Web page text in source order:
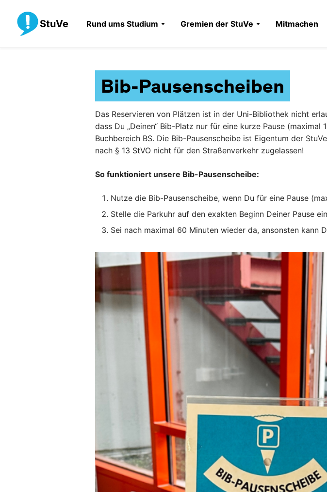
StuVe Rund ums Studium Gremien der StuVe Mitmachen
Bib-Pausenscheiben
Das Reservieren von Plätzen ist in der Uni-Bibliothek nicht
dass Du „Deinen“ Bib-Platz nur für eine kurze Pause
Buchbereich BS. Die Bib-Pausenscheibe ist Eigentum der
nach § 13 StVO nicht für den Straßenverkehr zugelassen!
So funktioniert unsere Bib-Pausenscheibe:
Nutze die Bib-Pausenscheibe, wenn Du für eine Pause
Stelle die Parkuhr auf den exakten Beginn Deiner Pause
Sei nach maximal 60 Minuten wieder da, ansonsten